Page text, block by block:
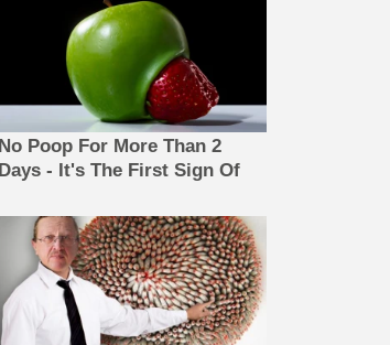
No Poop For More Than 2
Days - It's The First Sign Of